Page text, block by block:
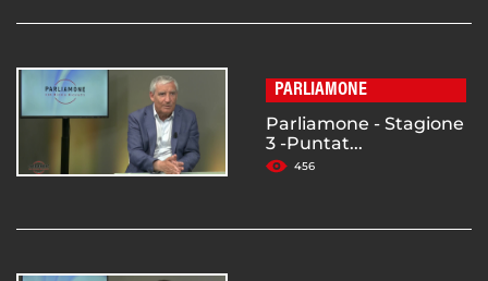
PARLIAMONE
Parliamone - Stagione
3 -Puntat...
456